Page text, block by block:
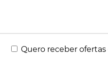
Quero receber